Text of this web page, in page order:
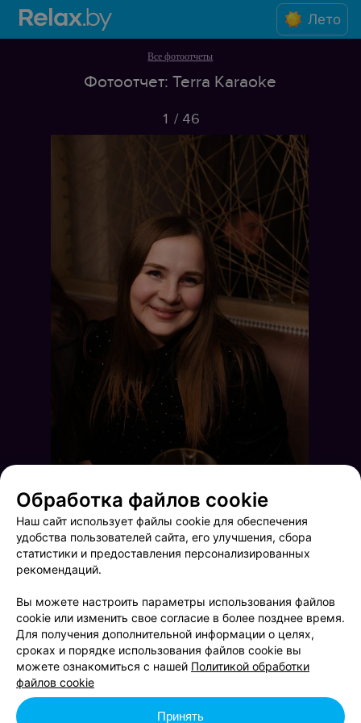
Лето
Все фотоотчеты
Фотоотчет: Terra Karaoke
1 / 46
Пятница в Броваре Второй день открытия караоке «Квартирник»
Обработка файлов cookie
Наш сайт использует файлы cookie для обеспечения
удобства пользователей сайта, его улучшения, сбора
статистики и предоставления персонализированных
рекомендаций.
Вы можете настроить параметры использования файлов
cookie или изменить свое согласие в более позднее время.
Для получения дополнительной информации о целях,
сроках и порядке использования файлов cookie вы
можете ознакомиться с нашей Политикой обработки
файлов cookie
Принять